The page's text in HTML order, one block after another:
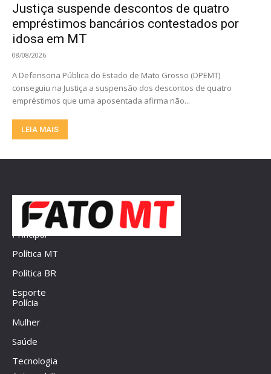
Justiça suspende descontos de quatro
empréstimos bancários contestados por
idosa em MT
08/08/2026
A Defensoria Pública do Estado de Mato Grosso (DPEMT)
conseguiu na Justiça a suspensão dos descontos de quatro
empréstimos que uma aposentada afirma não...
LEIA MAIS
Principal
Política MT
Política BR
Esporte
Polícia
Mulher
Saúde
Tecnologia